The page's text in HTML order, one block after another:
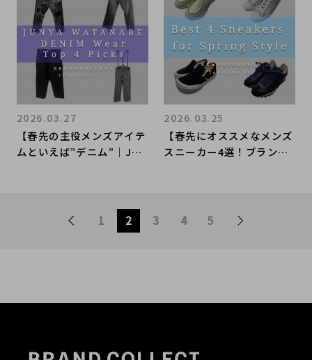
コレクト原宿竹下通り店の
オススメアイテムをご紹
介！
コレクト原宿竹下通り店の
オススメアイテムをご紹
介！
【春先の主役メンズアイテ
ムといえば”デニム”｜JUN
スメアイテムをご紹介！
2026.03.27
【春先にオススメなメンズ
スニーカー4選！ブランド
2026.03.25
1 2 3 4 5